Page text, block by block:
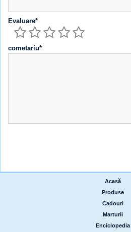
Evaluare*
cometariu*
Acasă
Produse
Cadouri
Marturii
Enciclopedia